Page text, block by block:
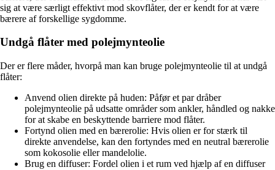
sig at være særligt effektivt mod skovflåter, der er kendt for at være
bærere af forskellige sygdomme.
Undgå flåter med polejmynteolie
Der er flere måder, hvorpå man kan bruge polejmynteolie til at undgå
flåter:
Anvend olien direkte på huden: Påfør et par dråber
polejmynteolie på udsatte områder som ankler, håndled og nakke
for at skabe en beskyttende barriere mod flåter.
Fortynd olien med en bærerolie: Hvis olien er for stærk til
direkte anvendelse, kan den fortyndes med en neutral bærerolie
som kokosolie eller mandelolie.
Brug en diffuser: Fordel olien i et rum ved hjælp af en diffuser